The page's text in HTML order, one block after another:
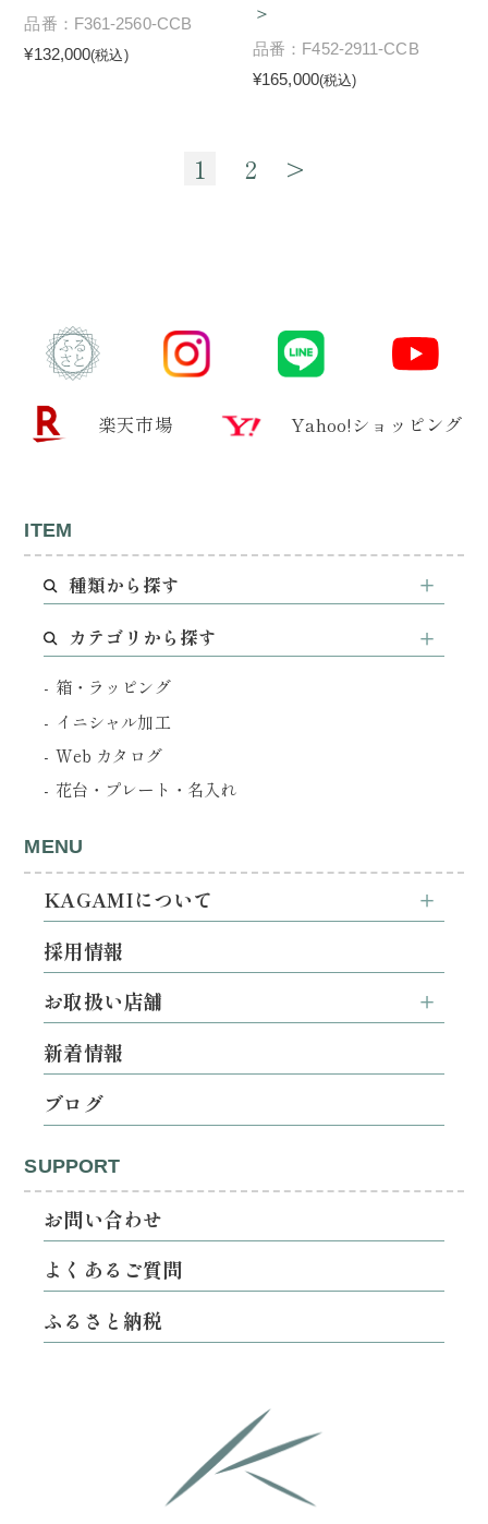
品番：F361-2560-CCB
¥132,000(税込)
＞
品番：F452-2911-CCB
¥165,000(税込)
1 2 >
楽天市場 Yahoo!ショッピング
ITEM
種類から探す
カテゴリから探す
箱・ラッピング
イニシャル加工
Web カタログ
花台・プレート・名入れ
MENU
KAGAMIについて
採用情報
お取扱い店舗
新着情報
ブログ
SUPPORT
お問い合わせ
よくあるご質問
ふるさと納税